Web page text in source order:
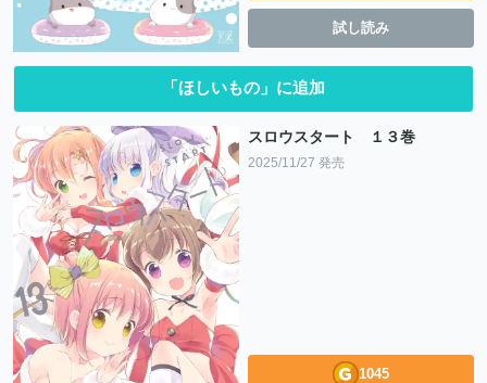
試し読み
「ほしいもの」に追加
スロウスタート １３巻
2025/11/27 発売
1045